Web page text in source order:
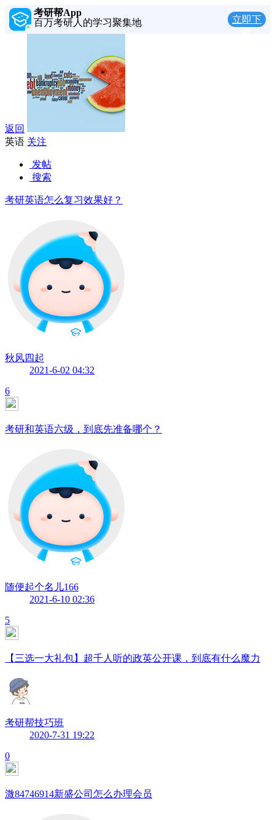
考研帮App
百万考研人的学习聚集地
立即下
返回
英语 关注
发帖
搜索
考研英语怎么复习效果好？
秋风四起
2021-6-02 04:32
6
考研和英语六级，到底先准备哪个？
随便起个名儿166
2021-6-10 02:36
5
【三选一大礼包】超千人听的政英公开课，到底有什么魔力
考研帮技巧班
2020-7-31 19:22
0
溦84746914新盛公司怎么办理会员